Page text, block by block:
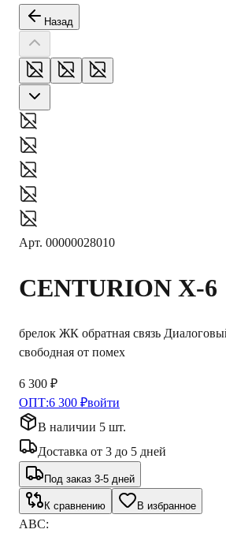
Назад
Арт. 00000028010
CENTURION X-6
брелок ЖК обратная связь
свободная от помех
6 300 ₽
ОПТ:6 300 ₽войти
В наличии 5 шт.
Доставка от 3 до 5 дней
Под заказ 3-5 дней
К сравнению В избранное
ABC: